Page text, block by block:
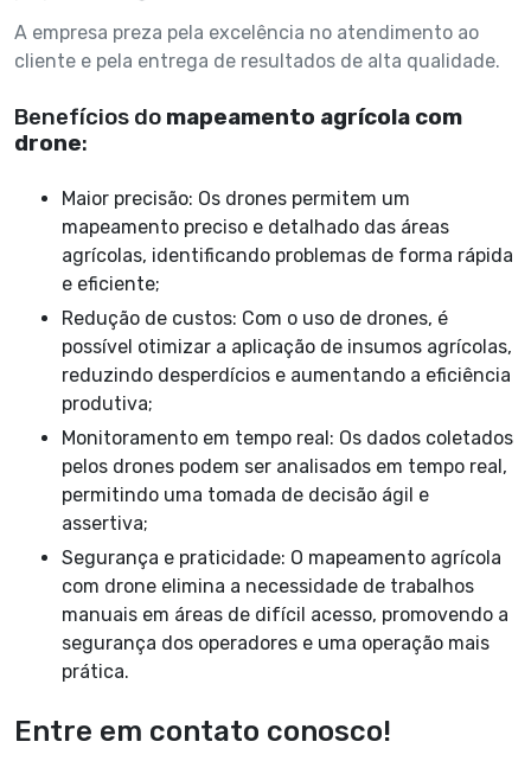
A empresa preza pela excelência no atendimento ao
cliente e pela entrega de resultados de alta qualidade.
Benefícios do mapeamento agrícola com
drone:
Maior precisão: Os drones permitem um
mapeamento preciso e detalhado das áreas
agrícolas, identificando problemas de forma rápida
e eficiente;
Redução de custos: Com o uso de drones, é
possível otimizar a aplicação de insumos agrícolas,
reduzindo desperdícios e aumentando a eficiência
produtiva;
Monitoramento em tempo real: Os dados coletados
pelos drones podem ser analisados em tempo real,
permitindo uma tomada de decisão ágil e
assertiva;
Segurança e praticidade: O mapeamento agrícola
com drone elimina a necessidade de trabalhos
manuais em áreas de difícil acesso, promovendo a
segurança dos operadores e uma operação mais
prática.
Entre em contato conosco!